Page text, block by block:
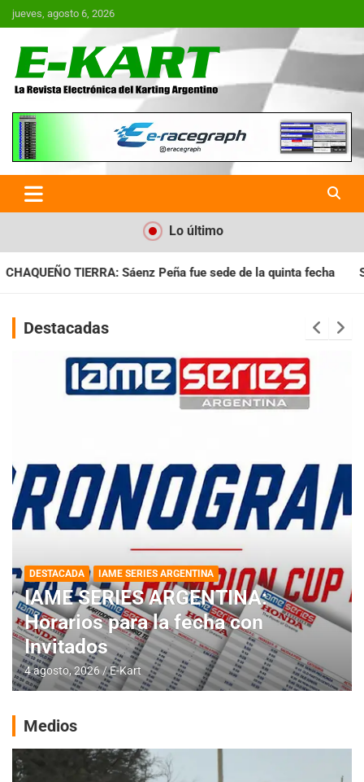
Saltar
al
jueves, agosto 6, 2026
E-Kart.com.ar | La Revista
Electrónica del Karting en
Argentina
Lo último
fue sede de la quinta fecha SANTIAGUEÑO: Se cumplió con
Destacadas
DESTACADA IAME SERIES ARGENTINA
IAME SERIES ARGENTINA:
Horarios para la fecha con
Invitados
4 agosto, 2026 E-Kart
Medios